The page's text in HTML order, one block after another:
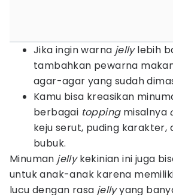
Jika ingin warna jellylebih
tambahkan pewarna
agar-agar yang sudah
Kamu bisa kreasikan
berbagai toppingmisalnya
keju serut, puding karakter,
bubuk.
Minuman jellykekinian ini juga
untuk anak-anak karena
lucu dengan rasa jellyyang